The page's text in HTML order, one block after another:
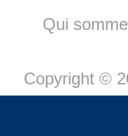
Qui
Copyright ©